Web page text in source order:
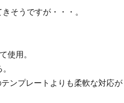
そうですが・・・。
使用。
ンプレートよりも柔軟な対応が